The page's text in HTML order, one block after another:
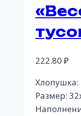
222.80 ₽
Хлопушка:
Размер: